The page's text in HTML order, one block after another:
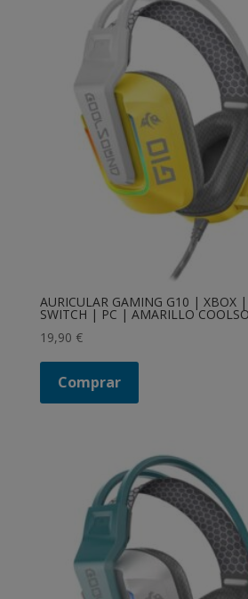
AURICULAR GAMING G10 | XBOX
SWITCH | PC | AMARILLO
19,90 €
Comprar